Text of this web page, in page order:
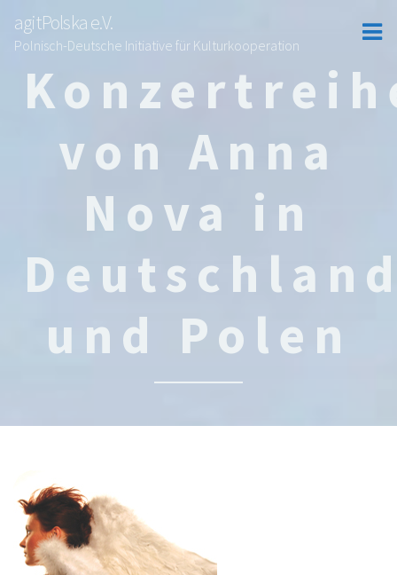
agitPolska e.V.
Polnisch-Deutsche Initiative für Kulturkooperation
von Anna
Nova in
und Polen